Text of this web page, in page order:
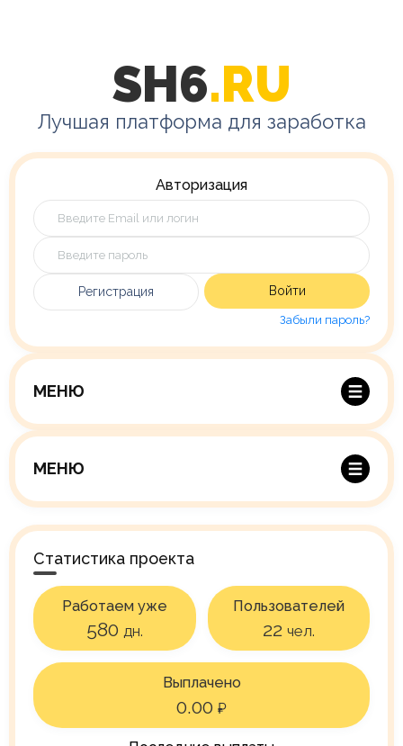
SH6.RU
Лучшая платформа для заработка
Авторизация
Войти
Регистрация
Забыли пароль?
МЕНЮ
home Главная
info О проекте
contacts Контакты
privacy_tip Правила
МЕНЮ
Статистика проекта
Работаем уже
580 дн.
Пользователей
22 чел.
Выплачено
0.00 ₽